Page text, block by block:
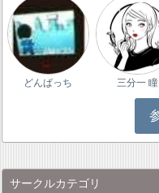
どんぱっち 三分一 瞳
サークルカテゴリ